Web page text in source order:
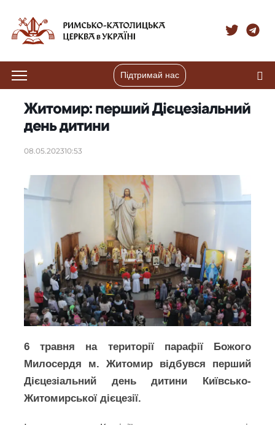
Підтримай нас
Житомир: перший Дієцезіальний
день дитини
08.05.202310:53
6 травня на території парафії Божого
Милосердя м. Житомир відбувся перший
Дієцезіальний день дитини Київсько-
Житомирської дієцезії.